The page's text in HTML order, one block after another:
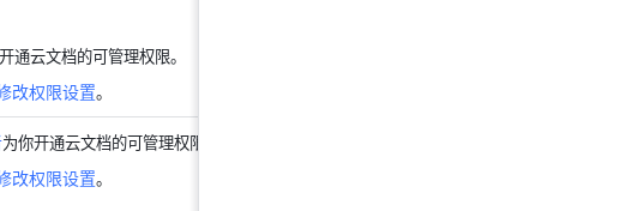
通云文档的可管理权限。
改权限设置。
为你开通云文档的可管理权限。
改权限设置。